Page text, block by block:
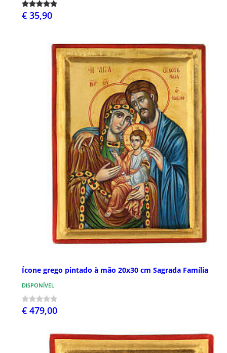
€ 35,90
Ícone grego pintado à mão 20x30 cm Sagrada Família
DISPONÍVEL
€ 479,00